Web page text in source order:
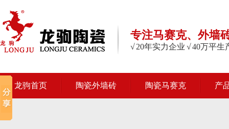
专注马赛克、外墙
√ 20年实力企业 √ 40万平
龙驹首页 陶瓷外墙砖 陶瓷马赛克 产